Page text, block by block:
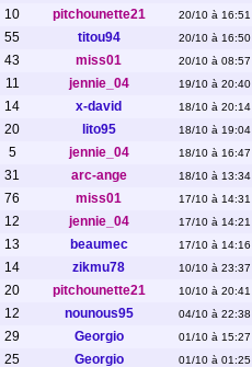
10 pitchounette21 20/10 à 16:51
55 titou94 20/10 à 16:50
43 miss01 20/10 à 08:57
11 jennie_04 19/10 à 20:40
14 x-david 18/10 à 20:14
20 lito95 18/10 à 19:04
5 jennie_04 18/10 à 16:47
31 arc-ange 18/10 à 13:34
76 miss01 17/10 à 14:31
12 jennie_04 17/10 à 14:21
13 beaumec 17/10 à 14:16
14 zikmu78 10/10 à 23:37
20 pitchounette21 10/10 à 20:41
12 nounous95 04/10 à 22:38
29 Georgio 01/10 à 15:27
25 Georgio 01/10 à 01:25